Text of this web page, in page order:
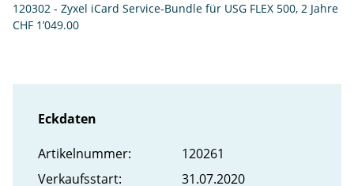
120302 - Zyxel iCard Service-Bundle für USG FLEX 500, 2 Jahre
CHF 1’049.00
Eckdaten
Artikel­nummer:
120261
Verkaufs­start:
31.07.2020